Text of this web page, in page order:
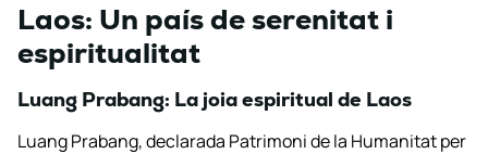
Laos: Un país de serenitat i
espiritualitat
Luang Prabang: La joia espiritual de Laos
Luang Prabang, declarada Patrimoni de la Humanitat per